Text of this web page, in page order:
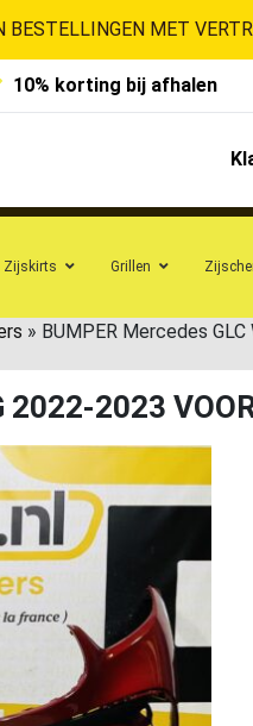
BESTELLINGEN MET
10% korting bij afhalen
Zijskirts Grillen
» BUMPER Mercedes
2022-2023